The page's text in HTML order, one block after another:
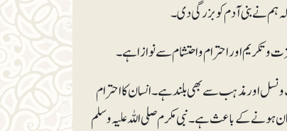
ہم نے بنی آدم کو بزرگی دی۔
و تکریم اور احترام و احتشام سے نوازا ہے۔
اور مذہب سے بھی بلند ہے۔ انسان کا احترام
کے باعث ہے۔ نبی مکرم صلی اللہ علیہ وسلم